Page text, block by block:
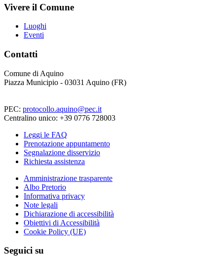
Vivere il Comune
Luoghi
Eventi
Contatti
Comune di Aquino
Piazza Municipio - 03031 Aquino (FR)
PEC: protocollo.aquino@pec.it
Centralino unico: +39 0776 728003
Leggi le FAQ
Prenotazione appuntamento
Segnalazione disservizio
Richiesta assistenza
Amministrazione trasparente
Albo Pretorio
Informativa privacy
Note legali
Dichiarazione di accessibilità
Obiettivi di Accessibilità
Cookie Policy (UE)
Seguici su